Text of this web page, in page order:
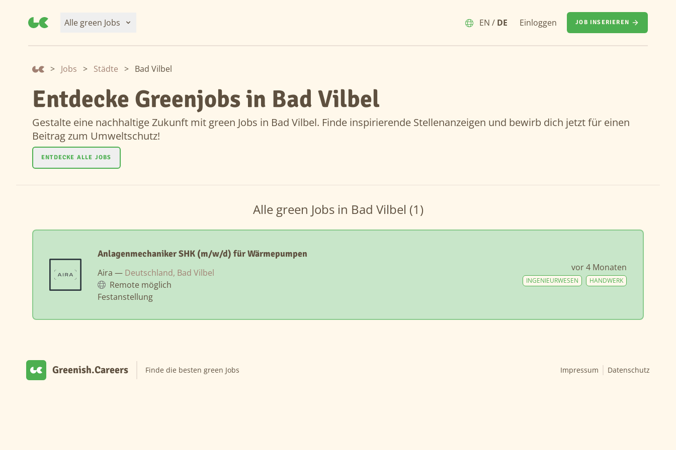
Alle green Jobs EN / DE Einloggen JOB INSERIEREN
> Jobs > Städte > Bad Vilbel
Entdecke Greenjobs in Bad Vilbel
Gestalte eine nachhaltige Zukunft mit green Jobs in Bad Vilbel. Finde inspirierende Stellenanzeigen und bewirb dich jetzt für einen
Beitrag zum Umweltschutz!
ENTDECKE ALLE JOBS
Alle green Jobs in Bad Vilbel (1)
Anlagenmechaniker SHK (m/w/d) für Wärmepumpen
Aira — Deutschland, Bad Vilbel
Remote möglich
Festanstellung
vor 4 Monaten
HANDWERK
INGENIEURWESEN
Greenish.Careers Finde die besten green Jobs Impressum Datenschutz